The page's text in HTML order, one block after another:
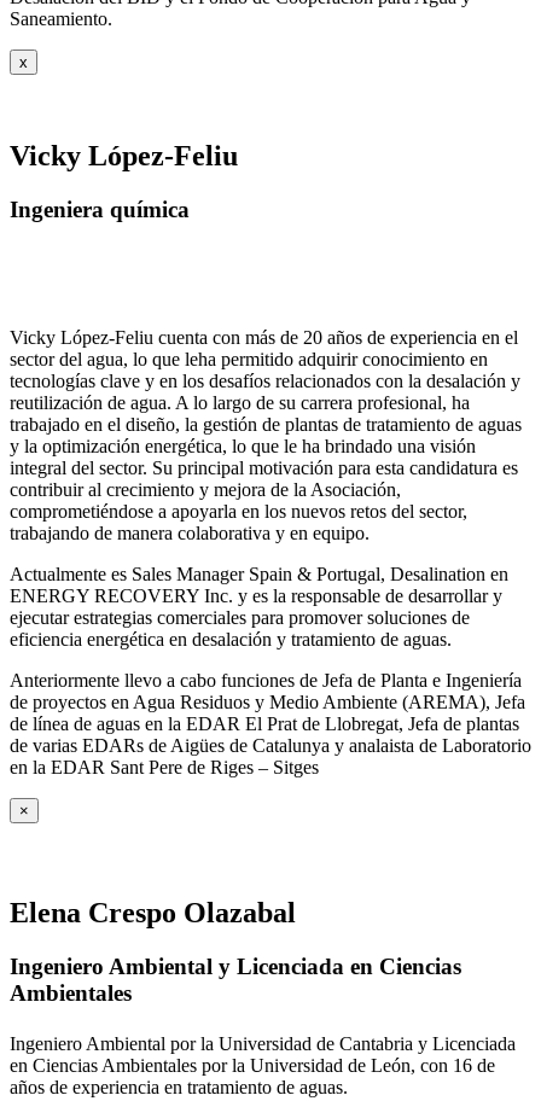
Saneamiento.
x
Vicky López-Feliu
Ingeniera química
Vicky López-Feliu cuenta con más de 20 años de experiencia en el
sector del agua, lo que leha permitido adquirir conocimiento en
tecnologías clave y en los desafíos relacionados con la desalación y
reutilización de agua. A lo largo de su carrera profesional, ha
trabajado en el diseño, la gestión de plantas de tratamiento de aguas
y la optimización energética, lo que le ha brindado una visión
integral del sector. Su principal motivación para esta candidatura es
contribuir al crecimiento y mejora de la Asociación,
comprometiéndose a apoyarla en los nuevos retos del sector,
trabajando de manera colaborativa y en equipo.
Actualmente es Sales Manager Spain & Portugal, Desalination en
ENERGY RECOVERY Inc. y es la responsable de desarrollar y
ejecutar estrategias comerciales para promover soluciones de
eficiencia energética en desalación y tratamiento de aguas.
Anteriormente llevo a cabo funciones de Jefa de Planta e Ingeniería
de proyectos en Agua Residuos y Medio Ambiente (AREMA), Jefa
de línea de aguas en la EDAR El Prat de Llobregat, Jefa de plantas
de varias EDARs de Aigües de Catalunya y analaista de Laboratorio
en la EDAR Sant Pere de Riges – Sitges
×
Elena Crespo Olazabal
Ingeniero Ambiental y Licenciada en Ciencias
Ambientales
Ingeniero Ambiental por la Universidad de Cantabria y Licenciada
en Ciencias Ambientales por la Universidad de León, con 16 de
años de experiencia en tratamiento de aguas.